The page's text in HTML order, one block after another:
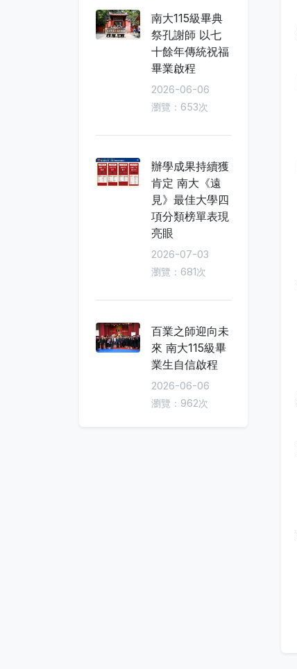
南大115級畢典
祭孔謝師 以七
十餘年傳統祝福
畢業啟程
2026-06-06
瀏覽：653次
辦學成果持續獲
肯定 南大《遠
見》最佳大學四
項分類榜單表現
亮眼
2026-07-03
瀏覽：681次
百業之師迎向未
來 南大115級畢
業生自信啟程
2026-06-06
瀏覽：962次